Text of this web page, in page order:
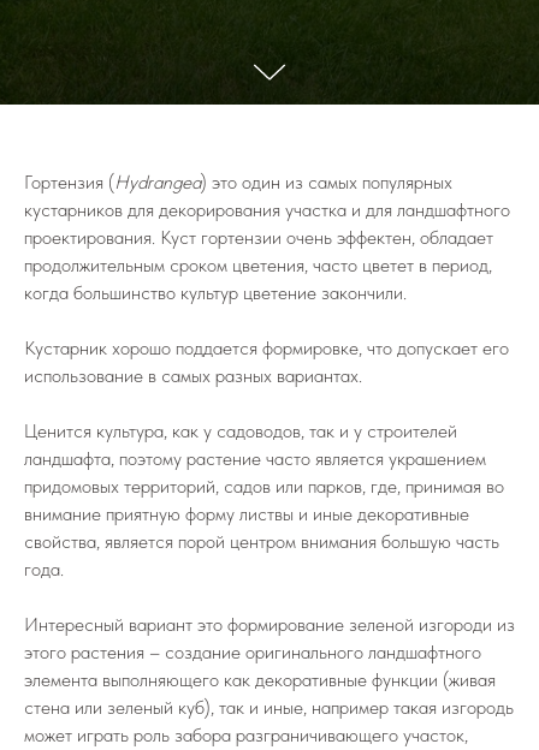
Гортензия (Hydrangea) это один из самых популярных
кустарников для декорирования участка и для ландшафтного
проектирования. Куст гортензии очень эффектен, обладает
продолжительным сроком цветения, часто цветет в период,
когда большинство культур цветение закончили.
Кустарник хорошо поддается формировке, что допускает его
использование в самых разных вариантах.
Ценится культура, как у садоводов, так и у строителей
ландшафта, поэтому растение часто является украшением
придомовых территорий, садов или парков, где, принимая во
внимание приятную форму листвы и иные декоративные
свойства, является порой центром внимания большую часть
года.
Интересный вариант это формирование зеленой изгороди из
этого растения – создание оригинального ландшафтного
элемента выполняющего как декоративные функции (живая
стена или зеленый куб), так и иные, например такая изгородь
может играть роль забора разграничивающего участок,